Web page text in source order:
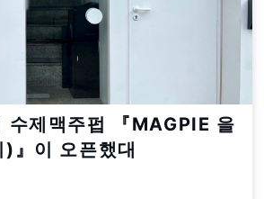
수제맥주펍 『MAGPIE 을
』이 오픈했대